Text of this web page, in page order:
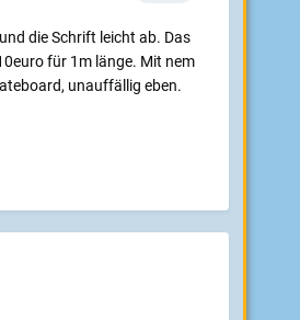
die Schrift leicht ab. Das
für 1m länge. Mit nem
unauffällig eben.